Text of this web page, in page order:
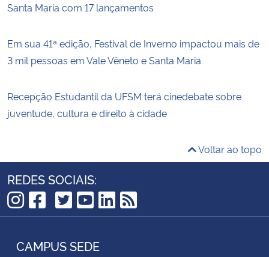
Santa Maria com 17 lançamentos
Em sua 41ª edição, Festival de Inverno impactou mais de
3 mil pessoas em Vale Vêneto e Santa Maria
Recepção Estudantil da UFSM terá cinedebate sobre
juventude, cultura e direito à cidade
Voltar ao topo
REDES SOCIAIS:
Instagram
Facebook
TikTok
Twitter
YouTube
LinkedIn
RSS
CAMPUS SEDE